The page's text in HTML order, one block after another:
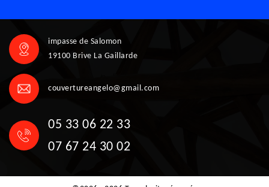
impasse de Salomon
19100 Brive La Gaillarde
couvertureangelo@gmail.com
05 33 06 22 33
07 67 24 30 02